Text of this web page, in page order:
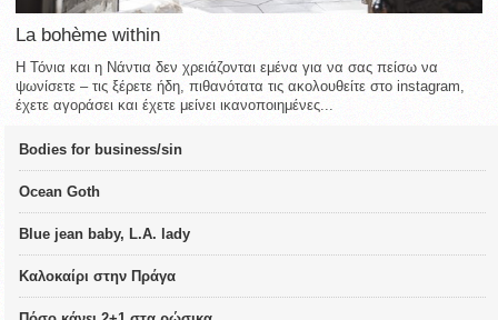
La bohème within
Η Τόνια και η Νάντια δεν χρειάζονται εμένα για να σας πείσω να
ψωνίσετε – τις ξέρετε ήδη, πιθανότατα τις ακολουθείτε στο instagram,
έχετε αγοράσει και έχετε μείνει ικανοποιημένες...
Bodies for business/sin
Ocean Goth
Blue jean baby, L.A. lady
Καλοκαίρι στην Πράγα